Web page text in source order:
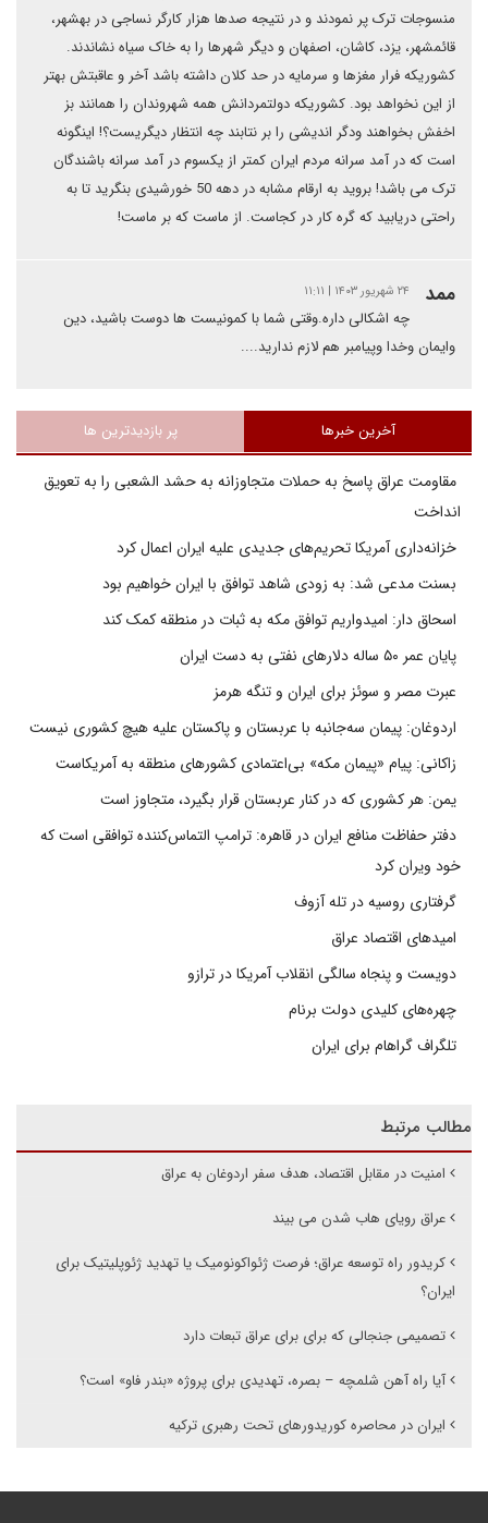
منسوجات ترک پر نمودند و در نتیجه صدها هزار کارگر نساجی در بهشهر،
قائمشهر، یزد، کاشان، اصفهان و دیگر شهرها را به خاک سیاه نشاندند.
کشوریکه فرار مغزها و سرمایه در حد کلان داشته باشد آخر و عاقبتش بهتر
از این نخواهد بود. کشوریکه دولتمردانش همه شهروندان را همانند بز
اخفش بخواهند ودگر اندیشی را بر نتابند چه انتظار دیگریست؟! اینگونه
است که در آمد سرانه مردم ایران کمتر از یکسوم در آمد سرانه باشندگان
ترک می باشد! بروید به ارقام مشابه در دهه 50 خورشیدی بنگرید تا به
راحتی دریابید که گره کار در کجاست. از ماست که بر ماست!
ممد ۲۴ شهریور ۱۴۰۳ | ۱۱:۱۱
چه اشکالی داره.وقتی شما با کمونیست ها دوست باشید، دین
وایمان وخدا وپیامبر هم لازم ندارید....
آخرین خبرها پر بازدیدترین ها
مقاومت عراق پاسخ به حملات متجاوزانه به حشد الشعبی را به تعویق
انداخت
خزانه‌داری آمریکا تحریم‌های جدیدی علیه ایران اعمال کرد
بسنت مدعی شد: به زودی شاهد توافق با ایران خواهیم بود
اسحاق دار: امیدواریم توافق مکه به ثبات در منطقه کمک کند
پایان عمر ۵۰ ساله دلارهای نفتی به دست ایران
عبرت مصر و سوئز برای ایران و تنگه هرمز
اردوغان: پیمان سه‌جانبه با عربستان و پاکستان علیه هیچ کشوری نیست
زاکانی: پیام «پیمان مکه» بی‌اعتمادی کشورهای منطقه به آمریکاست
یمن: هر کشوری که در کنار عربستان قرار بگیرد، متجاوز است
دفتر حفاظت منافع ایران در قاهره: ترامپ التماس‌کننده توافقی است که
خود ویران کرد
گرفتاری روسیه در تله آزوف
امیدهای اقتصاد عراق
دویست و پنجاه سالگی انقلاب آمریکا در ترازو
چهره‌های کلیدی دولت برنام
تلگراف گراهام برای ایران
مطالب مرتبط
امنیت در مقابل اقتصاد، هدف سفر اردوغان به عراق
عراق رویای هاب شدن می بیند
کریدور راه توسعه عراق؛ فرصت ژئواکونومیک یا تهدید ژئوپلیتیک برای
ایران؟
تصمیمی جنجالی که برای برای عراق تبعات دارد
آیا راه آهن شلمچه – بصره، تهدیدی برای پروژه «بندر فاو» است؟
ایران در محاصره کوریدورهای تحت رهبری ترکیه